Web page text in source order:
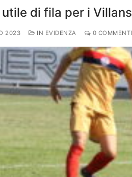
di fila per i Villans
2023 IN EVIDENZA 0 COMMENTI